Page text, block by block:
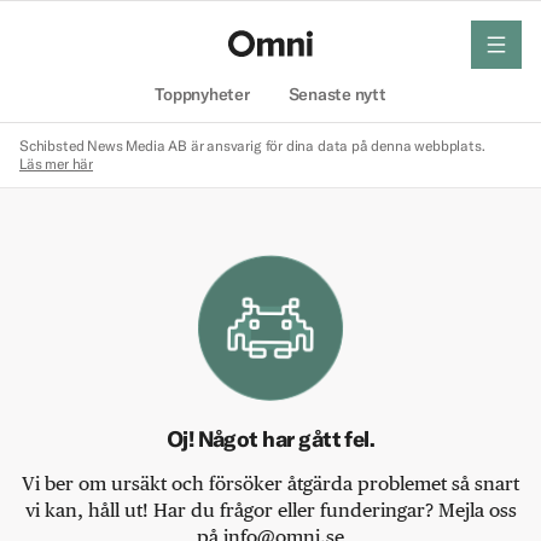
Toppnyheter Senaste nytt
meny
Schibsted News Media AB är ansvarig för dina data på denna webbplats.
Läs mer här
Oj! Något har gått fel.
Vi ber om ursäkt och försöker åtgärda problemet så snart
vi kan, håll ut! Har du frågor eller funderingar? Mejla oss